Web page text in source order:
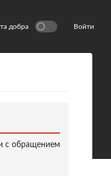
добра Войти
с обращением